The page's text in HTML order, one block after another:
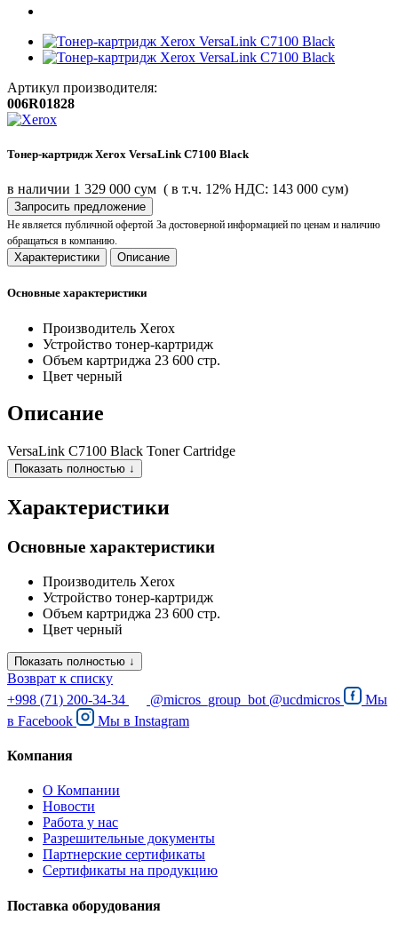
Артикул производителя:
006R01828
Тонер-картридж Xerox VersaLink C7100 Black
в наличии 1 329 000 сум ( в т.ч. 12% НДС: 143 000 сум)
Запросить предложение
Не является публичной офертой За достоверной информацией по ценам и наличию
обращаться в компанию.
Характеристики Описание
Основные характеристики
Производитель Xerox
Устройство тонер-картридж
Объем картриджа 23 600 стр.
Цвет черный
Описание
VersaLink C7100 Black Toner Cartridge
Показать полностью ↓
Характеристики
Основные характеристики
Производитель Xerox
Устройство тонер-картридж
Объем картриджа 23 600 стр.
Цвет черный
Показать полностью ↓
Возврат к списку
+998 (71) 200-34-34
@micros_group_bot @ucdmicros
Мы
в Facebook Мы в Instagram
Компания
О Компании
Новости
Работа у нас
Разрешительные документы
Партнерские сертификаты
Сертификаты на продукцию
Поставка оборудования